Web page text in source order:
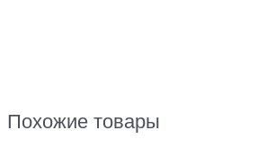
Похожие товары